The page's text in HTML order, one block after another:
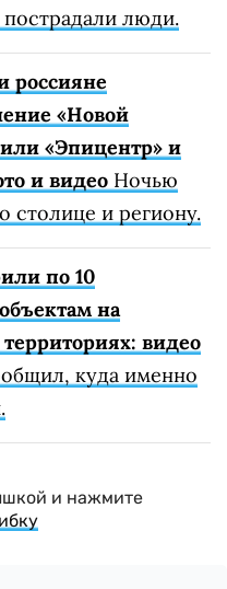
люди.
россияне
«Новой
«Эпицентр» и
и видео Ночью
столице и региону.
по 10
на
видео
куда именно
и нажмите